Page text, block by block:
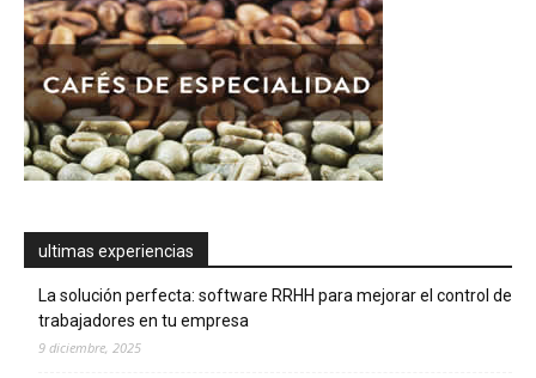
ultimas experiencias
La solución perfecta: software RRHH para mejorar el control de
trabajadores en tu empresa
9 diciembre, 2025